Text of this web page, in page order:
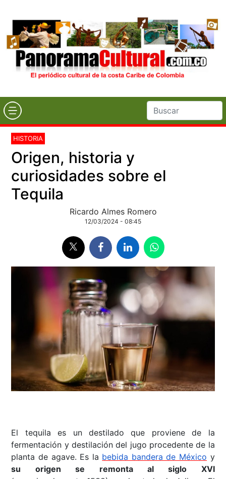
HISTORIA
Origen, historia y
curiosidades sobre el
Tequila
Ricardo Almes Romero
12/03/2024 - 08:45
El tequila es un destilado que proviene de la
fermentación y destilación del jugo procedente de la
planta de agave. Es la bebida bandera de México y
su origen se remonta al siglo XVI